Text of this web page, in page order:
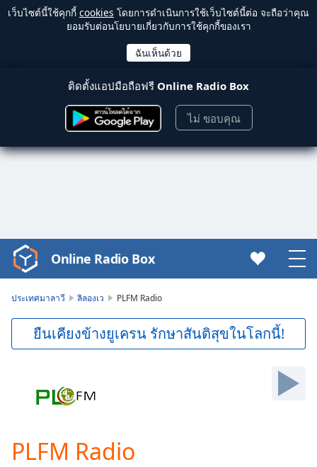
เว็บไซต์นี้ใช้คุกกี้ cookies โดยการดำเนินการใช้เว็บไซต์นี้ต่อ จะถือว่าคุณ
ยอมรับต่อนโยบายเกี่ยวกับการใช้คุกกี้ของเรา
ติดตั้งแอปมือถือฟรี Online Radio Box
ไม่ ขอบคุณ
Video
Player
Forward
Current
Time 0:00
Online Radio Box
ประเทศมาลาวี ลิลองเว PLFM Radio
ยืนเคียงข้างยูเครน รักษาสันติสุขในโลกนี้!
PLFM Radio